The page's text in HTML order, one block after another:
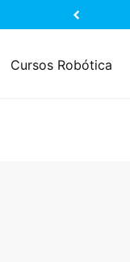
Cursos Robótica